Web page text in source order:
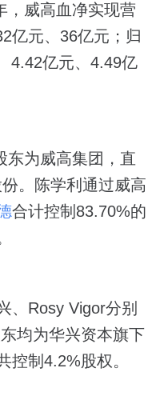
，威高血净实现营
亿元、36亿元；归
4.42亿元、4.49亿
东为威高集团，直
。陈学利通过威高
合计控制83.70%的
、Rosy Vigor分别
均为华兴资本旗下
控制4.2%股权。